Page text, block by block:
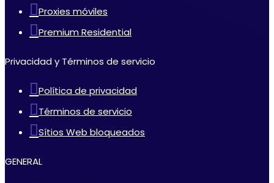
Proxies móviles
Premium Residential
Privacidad y Términos de servicio
Política de privacidad
Términos de servicio
Sítios Web bloqueados
GENERAL